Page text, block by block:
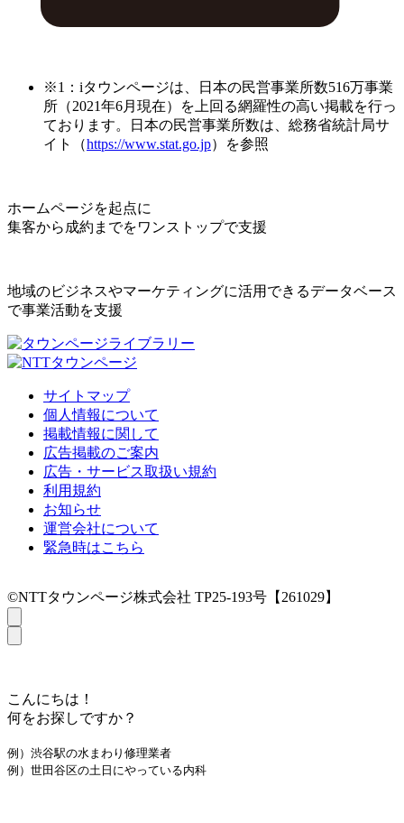
※1：iタウンページは、日本の民営事業所数516万事業
所（2021年6月現在）を上回る網羅性の高い掲載を行っ
ております。日本の民営事業所数は、総務省統計局サ
イト（https://www.stat.go.jp）を参照
ホームページを起点に
集客から成約までをワンストップで支援
地域のビジネスやマーケティングに活用できるデータベース
で事業活動を支援
サイトマップ
個人情報について
掲載情報に関して
広告掲載のご案内
広告・サービス取扱い規約
利用規約
お知らせ
運営会社について
緊急時はこちら
©NTTタウンページ株式会社 TP25-193号【261029】
こんにちは！
何をお探しですか？
例）渋谷駅の水まわり修理業者
例）世田谷区の土日にやっている内科